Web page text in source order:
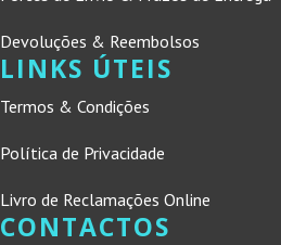
Devoluções & Reembolsos
LINKS ÚTEIS
Termos & Condições
Política de Privacidade
Livro de Reclamações Online
CONTACTOS